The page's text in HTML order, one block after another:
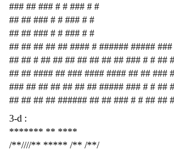
### ## ### # # ### # #
## ## ### # # ### # #
## ## ### # # ### # #
## ## ## ## ## #### # ###### #####
## ## # ## ## ## ## ## ## ## ### # # ##
## ## #### ## ### #### #### ## ## ###
### ## ## ## ## ## ## ##### ### # # ##
## ## ## ## ###### ## ## ### # # ## ##
3-d :
******* ** ****
/**////** ***** /** /**/